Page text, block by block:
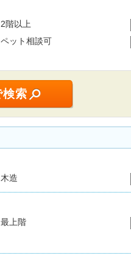
2階以上
ペット相談可
木造
最上階